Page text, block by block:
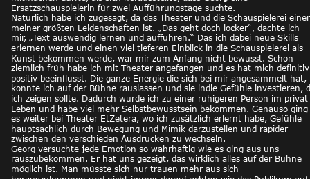
Ersatzschauspielerin für zwei Aufführungstage suchte.
Natürlich habe ich zugesagt, da das Theater und die Schauspielerei
meiner größten Leidenschaften ist. „Das geht doch locker“, dachte ich
mir, „Text auswendig lernen und aufführen.“ Das ich dabei neue Skills
erlernen werde und einen viel tieferen Einblick in die Schauspielerei als
Kunst bekommen werde, war mir zum Anfang nicht bewusst. Schon
ziemlich früh habe ich mit Theater angefangen und es hat mich
positiv beeinflusst. Die ganze Energie die sich bei mir angesammelt hat,
konnte ich auf der Bühne rauslassen und sie indie Gefühle investieren,
ich zeigen sollte. Dadurch wurde ich zu einer ruhigeren Person im privat
Leben und habe viel mehr Selbstbewusstsein bekommen. Genauso ging
es weiter bei Theater EtZetera, wo ich zusätzlich erlernt habe, Gefühle
hauptsächlich durch Bewegung und Mimik darzustellen und rapider
zwischen den verschieden Ausdrucken zu wechseln.
Georg versuchte jede Emotion so wahrhaftig wie es ging aus uns
rauszubekommen. Er hat uns gezeigt, das wirklich alles auf der Bühne
möglich ist. Man müsste sich nur trauen mehr aus sich